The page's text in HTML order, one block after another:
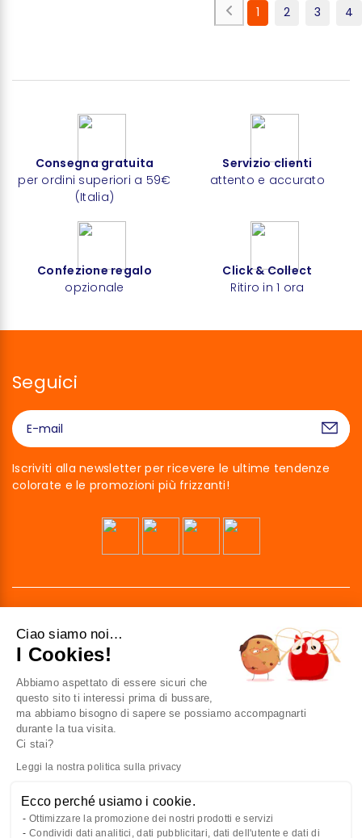
1 2 3 4
Consegna gratuita
per ordini superiori a 59€
(Italia)
Servizio clienti
attento e accurato
Confezione regalo
opzionale
Click & Collect
Ritiro in 1 ora
Seguici
Iscriviti alla newsletter per ricevere le ultime tendenze
colorate e le promozioni più frizzanti!
41 av. de l’agent Sarre
92700 Colombes
France
CONOSCERCI
Ciao siamo noi…
I Cookies!
Abbiamo aspettato di essere sicuri che
questo sito ti interessi prima di bussare,
ma abbiamo bisogno di sapere se possiamo accompagnarti
durante la tua visita.
Ci stai?
Leggi la nostra politica sulla privacy
Ecco perché usiamo i cookie.
Ottimizzare la promozione dei nostri prodotti e servizi
Condividi dati analitici, dati pubblicitari, dati dell'utente e dati di